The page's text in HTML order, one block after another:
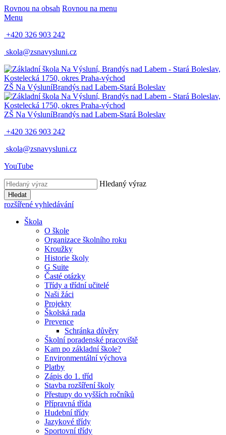
Rovnou na obsah Rovnou na menu
Menu
+420 326 903 242
skola@zsnavysluni.cz
ZŠ Na VýsluníBrandýs nad Labem-Stará Boleslav
ZŠ Na VýsluníBrandýs nad Labem-Stará Boleslav
+420 326 903 242
skola@zsnavysluni.cz
YouTube
Hledaný výraz
Hledat
rozšířené vyhledávání
Škola
O škole
Organizace školního roku
Kroužky
Historie školy
G Suite
Časté otázky
Třídy a třídní učitelé
Naši žáci
Projekty
Školská rada
Prevence
Schránka důvěry
Školní poradenské pracoviště
Kam po základní škole?
Environmentální výchova
Platby
Zápis do 1. tříd
Stavba rozšíření školy
Přestupy do vyšších ročníků
Přípravná třída
Hudební třídy
Jazykové třídy
Sportovní třídy